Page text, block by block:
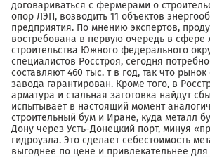
договариваться с фермерами о
опор ЛЭП, возводить 11 объектов
предприятия. По мнению экспертов,
востребована в первую очередь в сфере
строительства Южного федерального
специалистов Росстроя, сегодня
составляют 460 тыс. т в год, так что
завода гарантирован. Кроме того, в
арматура и стальная заготовка найдут
испытывает в настоящий момент
строительный бум и Иране, куда металл
Дону через Усть-Донецкий порт, минуя
гидроузла. Это сделает себестоимость
выгоднее по цене и привлекательнее для